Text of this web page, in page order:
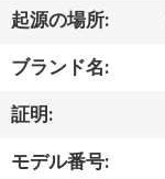
ダ
ク
ト
起源の場所:
ブランド名:
証明:
モデル番号: